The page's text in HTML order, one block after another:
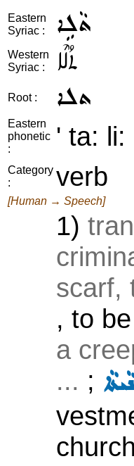
Eastern
Syriac :
ܬܵܠܹܐ
Western
Syriac :
ܬܳܠܶܐ
Root : ܬܠܐ
Eastern
phonetic
:
' ta: li:
Category
:
verb
[Human → Speech]
1)
scarf,
, to
a
... ;